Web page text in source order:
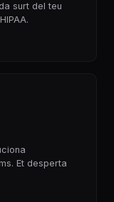
surt del teu
Et desperta